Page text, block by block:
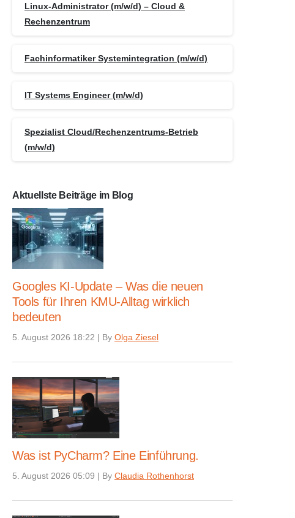
Linux-Administrator (m/w/d) – Cloud &
Rechenzentrum
Fachinformatiker Systemintegration (m/w/d)
IT Systems Engineer (m/w/d)
Spezialist Cloud/Rechenzentrums-Betrieb
(m/w/d)
Aktuellste Beiträge im Blog
Googles KI-Update – Was die neuen
Tools für Ihren KMU-Alltag wirklich
bedeuten
5. August 2026 18:22 | By Olga Ziesel
Was ist PyCharm? Eine Einführung.
5. August 2026 05:09 | By Claudia Rothenhorst